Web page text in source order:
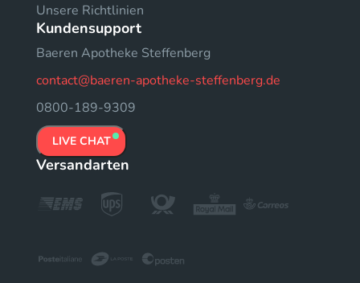
Unsere Richtlinien
Kundensupport
Baeren Apotheke Steffenberg
contact@baeren-apotheke-steffenberg.de
0800-189-9309
LIVE CHAT
Versandarten